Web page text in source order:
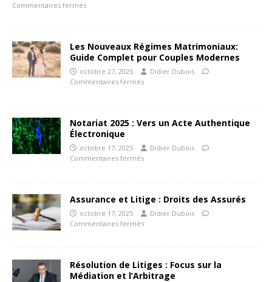
Commentaires fermés
Les Nouveaux Régimes Matrimoniaux:
Guide Complet pour Couples Modernes
octobre 27, 2025
Didier Dubois
Commentaires fermés
Notariat 2025 : Vers un Acte Authentique
Électronique
octobre 17, 2025
Didier Dubois
Commentaires fermés
Assurance et Litige : Droits des Assurés
octobre 17, 2025
Didier Dubois
Commentaires fermés
Résolution de Litiges : Focus sur la
Médiation et l’Arbitrage